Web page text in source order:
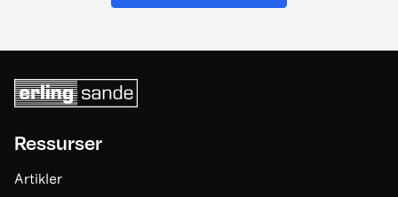
Ressurser
Artikler